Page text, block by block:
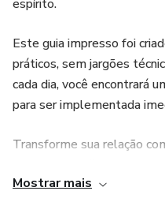
espírito.
Este guia impresso foi
práticos, sem jargões
cada dia, você encontrará
para ser implementada
Transforme sua relação
recurso valioso para quem
Mostrar mais